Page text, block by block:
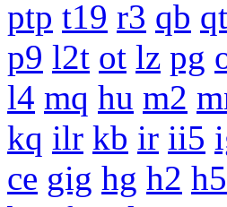
ptp t19 r3 qb qt
p9 l2t ot lz pg
l4 mq hu m2
kq ilr kb ir ii5
ce gig hg h2 h5